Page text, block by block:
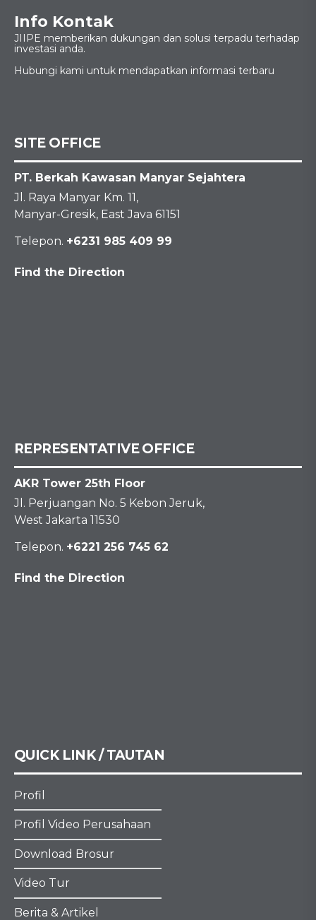
Info Kontak
JIIPE memberikan dukungan dan solusi terpadu terhadap
investasi anda.
Hubungi kami untuk mendapatkan informasi terbaru
SITE OFFICE
PT. Berkah Kawasan Manyar Sejahtera
Jl. Raya Manyar Km. 11,
Manyar-Gresik, East Java 61151
Telepon. +6231 985 409 99
Find the Direction
REPRESENTATIVE OFFICE
AKR Tower 25th Floor
Jl. Perjuangan No. 5 Kebon Jeruk,
West Jakarta 11530
Telepon. +6221 256 745 62
Find the Direction
QUICK LINK / TAUTAN
Profil
Profil Video Perusahaan
Download Brosur
Video Tur
Berita & Artikel